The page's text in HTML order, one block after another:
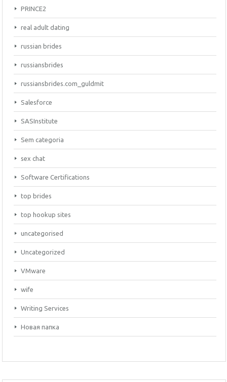
PRINCE2
real adult dating
russian brides
russiansbrides
russiansbrides.com_guldmit
Salesforce
SASInstitute
Sem categoria
sex chat
Software Certifications
top brides
top hookup sites
uncategorised
Uncategorized
VMware
wife
Writing Services
Новая папка